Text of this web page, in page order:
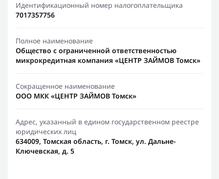
Идентификационный номер налогоплательщика
7017357756
Полное наименование
Общество с ограниченной ответственностью
микрокредитная компания «ЦЕНТР ЗАЙМОВ Томск»
Сокращенное наименование
ООО МКК «ЦЕНТР ЗАЙМОВ Томск»
Адрес, указанный в едином государственном реестре
юридических лиц
634009, Томская область, г. Томск, ул. Дальне-
Ключевская, д. 5